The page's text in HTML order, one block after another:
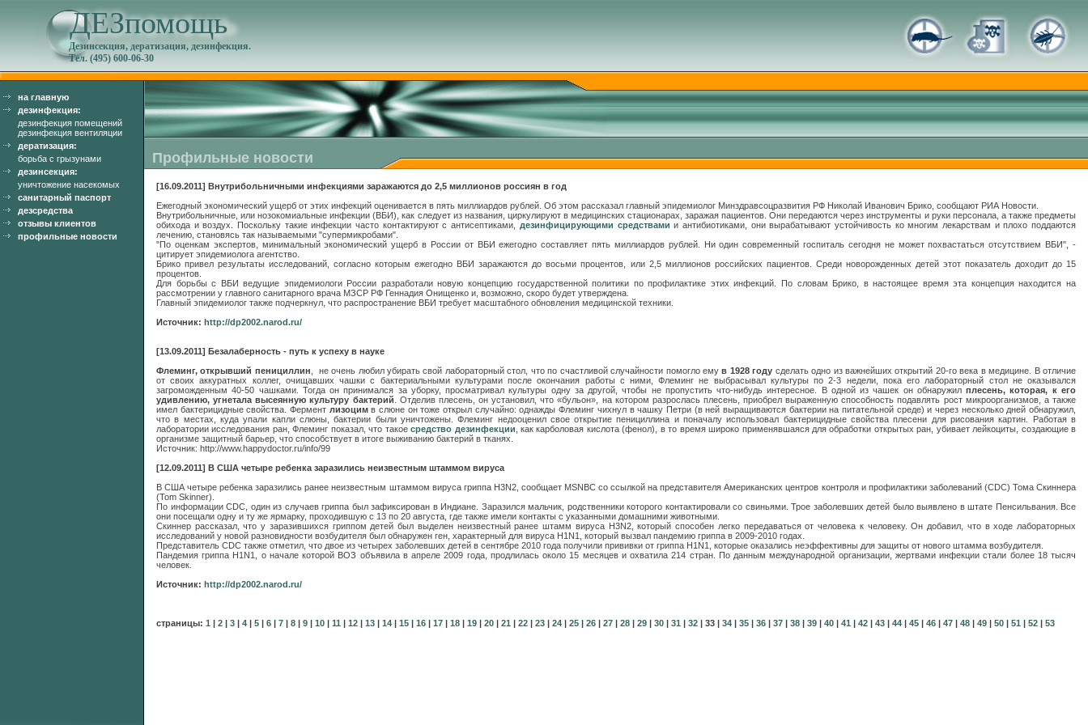
ДЕЗпомощь
Дезинсекция, дератизация, дезинфекция.
Тел. (495) 600-06-30
на главную
дезинфекция:
дезинфекция помещений
дезинфекция вентиляции
дератизация:
борьба с грызунами
дезинсекция:
уничтожение насекомых
санитарный паспорт
дезсредства
отзывы клиентов
профильные новости
Профильные новости
[16.09.2011] Внутрибольничными инфекциями заражаются до 2,5 миллионов россиян в год
Ежегодный экономический ущерб от этих инфекций оценивается в пять миллиардов рублей. Об этом рассказал главный эпидемиолог Минздравсоцразвития РФ Николай Иванович Брико, сообщают РИА Новости.
Внутрибольничные, или нозокомиальные инфекции (ВБИ), как следует из названия, циркулируют в медицинских стационарах, заражая пациентов. Они передаются через инструменты и руки персонала, а также предметы
обихода и воздух. Поскольку такие инфекции часто контактируют с антисептиками, дезинфицирующими средствами и антибиотиками, они вырабатывают устойчивость ко многим лекарствам и плохо поддаются
лечению, становясь так называемыми "супермикробами".
"По оценкам экспертов, минимальный экономический ущерб в России от ВБИ ежегодно составляет пять миллиардов рублей. Ни один современный госпиталь сегодня не может похвастаться отсутствием ВБИ", -
цитирует эпидемиолога агентство.
Брико привел результаты исследований, согласно которым ежегодно ВБИ заражаются до восьми процентов, или 2,5 миллионов российских пациентов. Среди новорожденных детей этот показатель доходит до 15
процентов.
Для борьбы с ВБИ ведущие эпидемиологи России разработали новую концепцию государственной политики по профилактике этих инфекций. По словам Брико, в настоящее время эта концепция находится на
рассмотрении у главного санитарного врача МЗСР РФ Геннадия Онищенко и, возможно, скоро будет утверждена.
Главный эпидемиолог также подчеркнул, что распространение ВБИ требует масштабного обновления медицинской техники.
Источник: http://dp2002.narod.ru/
[13.09.2011] Безалаберность - путь к успеху в науке
Флеминг, открывший пенициллин , не очень любил убирать свой лабораторный стол, что по счастливой случайности помогло емув 1928 году сделать одно из важнейших открытий 20-го века в медицине. В отличие
от своих аккуратных коллег, очищавших чашки с бактериальными культурами после окончания работы с ними, Флеминг не выбрасывал культуры по 2-3 недели, пока его лабораторный стол не оказывался
загроможденным 40-50 чашками. Тогда он принимался за уборку, просматривал культуры одну за другой, чтобы не пропустить что-нибудь интересное. В одной из чашек он обнаружилплесень, которая, к его
удивлению, угнетала высеянную культуру бактерий . Отделив плесень, он установил, что «бульон», на котором разрослась плесень, приобрел выраженную способность подавлять рост микроорганизмов, а также
имел бактерицидные свойства.Фермент лизоцимв слюне он тоже открыл случайно: однажды Флеминг чихнул в чашку Петри (в ней выращиваются бактерии на питательной среде) и через несколько дней обнаружил,
что в местах, куда упали капли слюны, бактерии были уничтожены. Флеминг недооценил свое открытие пенициллина и поначалу использовал бактерицидные свойства плесени для рисования картин. Работая в
лаборатории исследования ран, Флеминг показал, что такоесредство дезинфекции , как карболовая кислота (фенол), в то время широко применявшаяся для обработки открытых ран, убивает лейкоциты, создающие в
организме защитный барьер, что способствует в итоге выживанию бактерий в тканях.
Источник: http://www.happydoctor.ru/info/99
[12.09.2011] В США четыре ребенка заразились неизвестным штаммом вируса
В США четыре ребенка заразились ранее неизвестным штаммом вируса гриппа H3N2, сообщает MSNBC со ссылкой на представителя Американских центров контроля и профилактики заболеваний (CDC) Тома Скиннера
(Tom Skinner).
По информации CDC, один из случаев гриппа был зафиксирован в Индиане. Заразился мальчик, родственники которого контактировали со свиньями. Трое заболевших детей было выявлено в штате Пенсильвания. Все
они посещали одну и ту же ярмарку, проходившую с 13 по 20 августа, где также имели контакты с указанными домашними животными.
Скиннер рассказал, что у заразившихся гриппом детей был выделен неизвестный ранее штамм вируса H3N2, который способен легко передаваться от человека к человеку. Он добавил, что в ходе лабораторных
исследований у новой разновидности возбудителя был обнаружен ген, характерный для вируса H1N1, который вызвал пандемию гриппа в 2009-2010 годах.
Представитель CDC также отметил, что двое из четырех заболевших детей в сентябре 2010 года получили прививки от гриппа H1N1, которые оказались неэффективны для защиты от нового штамма возбудителя.
Пандемия гриппа H1N1, о начале которой ВОЗ объявила в апреле 2009 года, продлилась около 15 месяцев и охватила 214 стран. По данным международной организации, жертвами инфекции стали более 18 тысяч
человек.
Источник: http://dp2002.narod.ru/
страницы: 1 | 2 | 3 | 4 | 5 | 6 | 7 | 8 | 9 | 10 | 11 | 12 | 13 | 14 | 15 | 16 | 17 | 18 | 19 | 20 | 21 | 22 | 23 | 24 | 25 | 26 | 27 | 28 | 29 | 30 | 31 | 32 | 33 | 34 | 35 | 36 | 37 | 38 | 39 | 40 | 41 | 42 | 43 | 44 | 45 | 46 | 47 | 48 | 49 | 50 | 51 | 52 | 53